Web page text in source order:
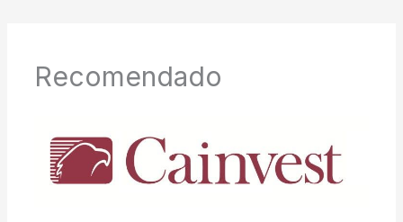
Recomendado